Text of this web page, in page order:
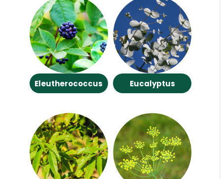
Eleutherococcus Eucalyptus